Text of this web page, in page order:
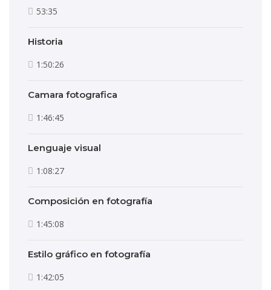
53:35
Historia
1:50:26
Camara fotografica
1:46:45
Lenguaje visual
1:08:27
Composición en fotografía
1:45:08
Estilo gráfico en fotografía
1:42:05